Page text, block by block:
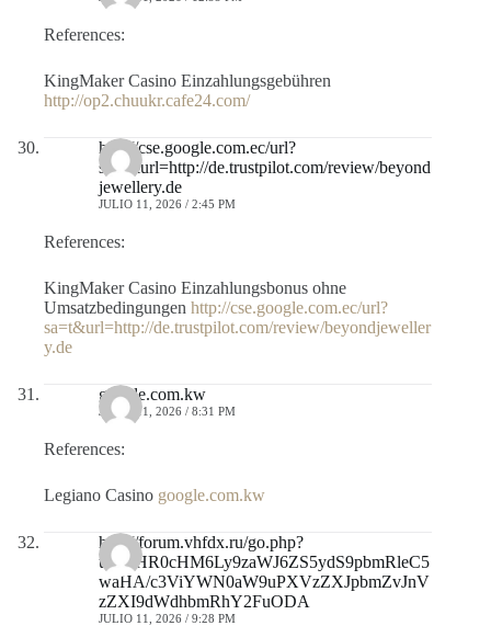
References:
KingMaker Casino Einzahlungsgebühren
http://op2.chuukr.cafe24.com/
http://cse.google.com.ec/url?
sa=t&url=http://de.trustpilot.com/review/beyond
jewellery.de
JULIO 11, 2026 / 2:45 PM
References:
KingMaker Casino Einzahlungsbonus ohne
Umsatzbedingungen http://cse.google.com.ec/url?
sa=t&url=http://de.trustpilot.com/review/beyondjeweller
y.de
google.com.kw
JULIO 11, 2026 / 8:31 PM
References:
Legiano Casino google.com.kw
http://forum.vhfdx.ru/go.php?
url=aHR0cHM6Ly9zaWJ6ZS5ydS9pbmRleC5
waHA/c3ViYWN0aW9uPXVzZXJpbmZvJnV
zZXI9dWdhbmRhY2FuODA
JULIO 11, 2026 / 9:28 PM